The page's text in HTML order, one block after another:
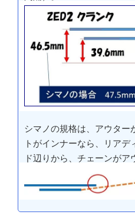
シマノの規格は、アウター
トがインナーなら、リア
ド辺りから、チェーンがア